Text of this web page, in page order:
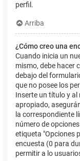
perfil.
Arriba
¿Cómo creo una
Cuando inicia un
mismo, debe hacer
debajo del
que no posee los
Inserte un título y al
apropiado,
la correspondiente
número de
etiqueta "Opciones
encuesta (0 para
permitir a lo